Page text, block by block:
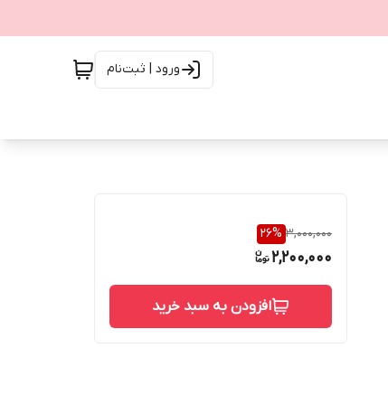
ورود | ثبت‌نام
3,000,000
26%
2,200,000
افزودن به سبد خرید